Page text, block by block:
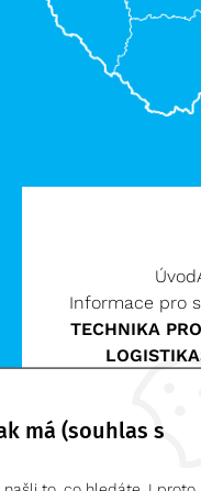
TECHNIKA
LOGISTIKA
Úvod
Informace pro
má (souhlas s